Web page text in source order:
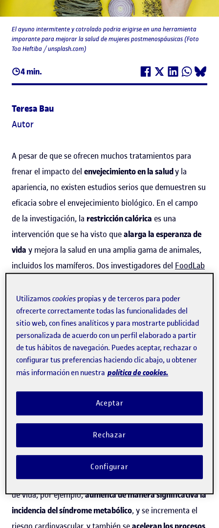
4 min.
El ayuno intermitente y cotrolado podria erigirse en una herramienta
imporante para mejorar la salud de mujeres postmenospáusicas (Foto
Toa Heftiba / unsplash.com)
Teresa Bau
Autor
A pesar de que se ofrecen muchos tratamientos para
frenar el impacto del envejecimiento en la saludy la
apariencia, no existen estudios serios que demuestren su
eficacia sobre el envejecimiento biológico. En el campo
de la investigación, la restricción calórica es una
intervención que se ha visto quealarga la esperanza de
vida y mejora la salud en una amplia gama de animales,
incluidos los mamíferos. Dos investigadores del FoodLab
MacipyMarta Massip, estudiarán cuál esel impacto del
ayuno intermitente en mujeres que han superado la
menopausia.
Los objetivos del estudio —financiadopor el Ministerio
de Ciencia e Innovación— son, por una parte, validar
restricción calórica y, por otra, determinar si el ayuno
intermitente provocacambios en el envejecimiento de los
de mujeres que han llegado a la menopausia, es
decir, cuando se produce el cese definitivo de la función
ovárica. A partir de esta etapa, suceden una serie de
cambios en el cuerpo de la mujer que afectan su calidad
de vida, por ejemplo,aumenta de manera significativa la
incidencia del síndrome metabólico, y se incrementa el
riesgo cardiovascular, y también seaceleran los procesos
Utilizamoscookies propias y de terceros para poder
ofrecerte correctamente todas las funcionalidades del
sitio web, con fines analíticos y para mostrarte publicidad
personalizada de acuerdo con un perfil elaborado a partir
de tus hábitos de navegación. Puedes aceptar, rechazar o
configurar tus preferencias haciendo clic abajo, u obtener
más información en nuestra política de cookies.
Rechazar
Aceptar
Configurar